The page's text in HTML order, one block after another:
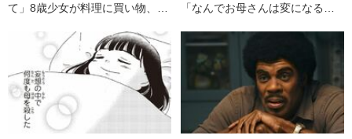
て」8歳少女が料理に買い物、母
当事者の“異常な日常”
「なんでお母さんは変になるん
分なりの対処法”